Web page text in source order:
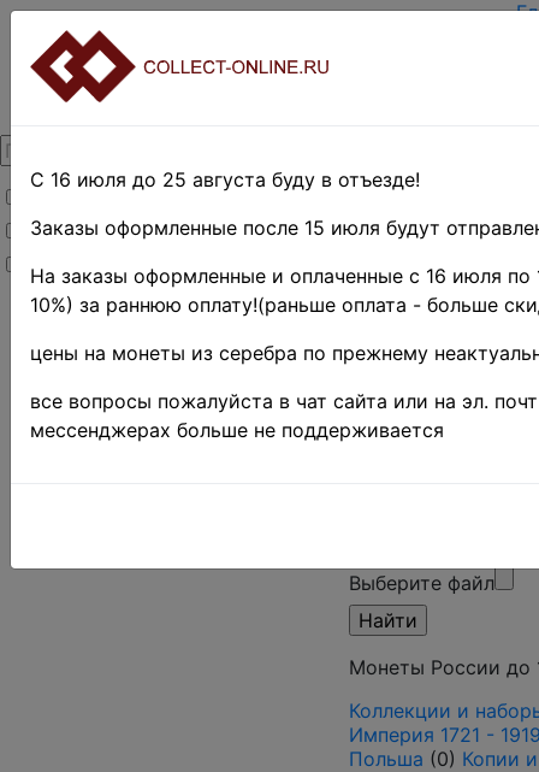
Товары со скидкой
Товары в наличии
Новинки
Главная
»
Монеты»
Россия до 1917
г.
Поиск в
Выберите файл
Монеты России до
Коллекции и
Империя 1721 -
Польша (0) Копии
С 16 июля до 25 августа буду в отъезде!
Заказы оформленные после 15 июля будут
На заказы оформленные и оплаченные с 16 июля по
10%) за раннюю оплату!(раньше оплата - больше
цены на монеты из серебра по прежнему
все вопросы пожалуйста в чат сайта или на эл.
мессенджерах больше не поддерживается